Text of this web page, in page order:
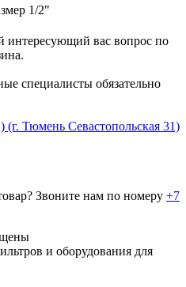
1/2"
интересующий вас вопрос по
специалисты обязательно
Тюмень Севастопольская 31)
Звоните нам по номеру +7
и оборудования для